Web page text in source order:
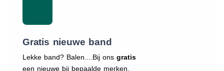
Gratis nieuwe band
Lekke band? Balen....Bij ons gratis
een nieuwe bij bepaalde merken.